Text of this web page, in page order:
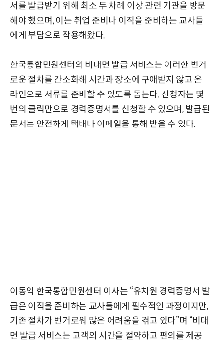
서를 발급받기 위해 최소 두 차례 이상 관련 기관을 방문
해야 했으며, 이는 취업 준비나 이직을 준비하는 교사들
에게 부담으로 작용해왔다.
한국통합민원센터의 비대면 발급 서비스는 이러한 번거
로운 절차를 간소화해 시간과 장소에 구애받지 않고 온
라인으로 서류를 준비할 수 있도록 돕는다. 신청자는 몇
번의 클릭만으로 경력증명서를 신청할 수 있으며, 발급된
문서는 안전하게 택배나 이메일을 통해 받을 수 있다.
이동익 한국통합민원센터 이사는 “유치원 경력증명서 발
급은 이직을 준비하는 교사들에게 필수적인 과정이지만,
기존 절차가 번거로워 많은 어려움을 겪고 있다”며 “비대
면 발급 서비스는 고객의 시간을 절약하고 편의를 제공